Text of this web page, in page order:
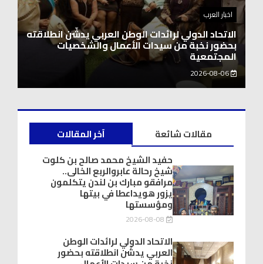
اخبار العرب
الاتحاد الدولي لرائدات الوطن العربي يدشّن انطلاقته
بحضور نخبة من سيدات الأعمال والشخصيات
المجتمعية
2026-08-06
آخر المقالات
مقالات شائعة
حفيد الشيخ محمد صالح بن كلوت
شيخ رحالة عابروالربع الخالى..
مرافقو مبارك بن لندن يتكلمون
يزور هويداعطا في بيتها
ومؤسستها
2026-08-08
الاتحاد الدولي لرائدات الوطن
العربي يدشّن انطلاقته بحضور